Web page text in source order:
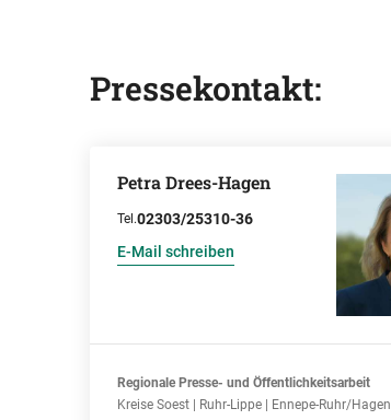
Pressekontakt:
Petra Drees-Hagen
Tel.02303/25310-36
E-Mail schreiben
Regionale Presse- und Öffentlichkeitsarbeit
Kreise Soest | Ruhr-Lippe | Ennepe-Ruhr/Hagen